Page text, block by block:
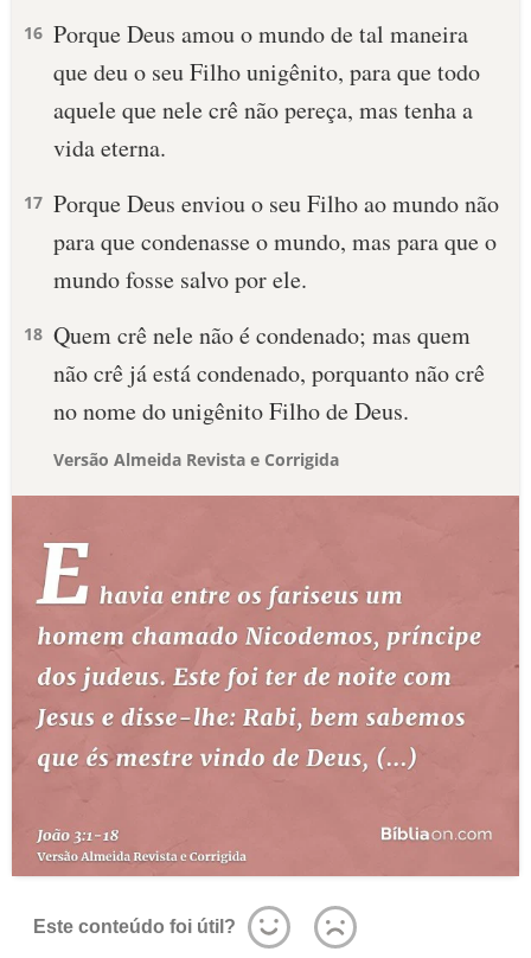
16 Porque Deus amou o mundo de tal maneira
que deu o seu Filho unigênito, para que todo
aquele que nele crê não pereça, mas tenha a
vida eterna.
17 Porque Deus enviou o seu Filho ao mundo não
para que condenasse o mundo, mas para que o
mundo fosse salvo por ele.
18 Quem crê nele não é condenado; mas quem
não crê já está condenado, porquanto não crê
no nome do unigênito Filho de Deus.
Versão Almeida Revista e Corrigida
Este conteúdo foi útil?